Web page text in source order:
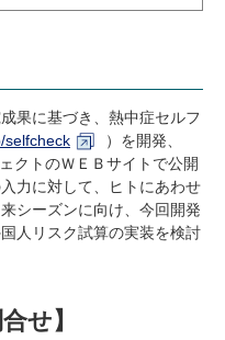
果に基づき、熱中症セルフ
selfcheck
）を開発、
クトのＷＥＢサイトで公開
力に対して、ヒトにあわせ
シーズンに向け、今回開発
人リスク試算の実装を検討
せ】